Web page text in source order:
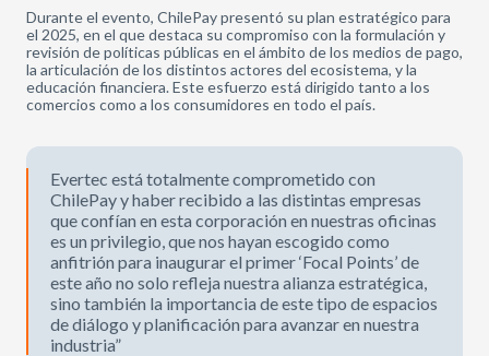
Durante el evento, ChilePay presentó su plan estratégico para
el 2025, en el que destaca su compromiso con la formulación y
revisión de políticas públicas en el ámbito de los medios de pago,
la articulación de los distintos actores del ecosistema, y la
educación financiera. Este esfuerzo está dirigido tanto a los
comercios como a los consumidores en todo el país.
Evertec está totalmente comprometido con
ChilePay y haber recibido a las distintas empresas
que confían en esta corporación en nuestras oficinas
es un privilegio, que nos hayan escogido como
anfitrión para inaugurar el primer ‘Focal Points’ de
este año no solo refleja nuestra alianza estratégica,
sino también la importancia de este tipo de espacios
de diálogo y planificación para avanzar en nuestra
industria”